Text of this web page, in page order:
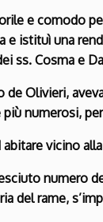
e comodo
e istituì una
ss. Cosma e
de Olivieri,
numerosi,
abitare vicino
numero
del rame,